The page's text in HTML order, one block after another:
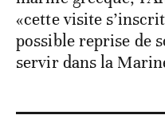
«cette visite
possible reprise de
servir dans la